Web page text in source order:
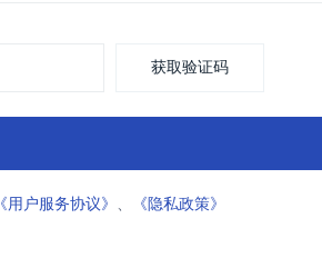
获取验证码
《用户服务协议》 、 《隐私政策》